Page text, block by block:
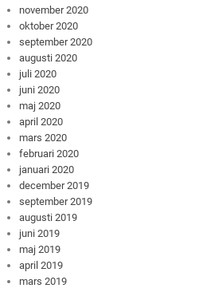
november 2020
oktober 2020
september 2020
augusti 2020
juli 2020
juni 2020
maj 2020
april 2020
mars 2020
februari 2020
januari 2020
december 2019
september 2019
augusti 2019
juni 2019
maj 2019
april 2019
mars 2019